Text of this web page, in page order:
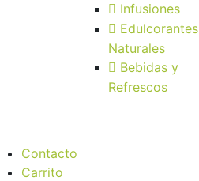
Infusiones
Edulcorantes
Naturales
Bebidas y
Refrescos
Contacto
Carrito